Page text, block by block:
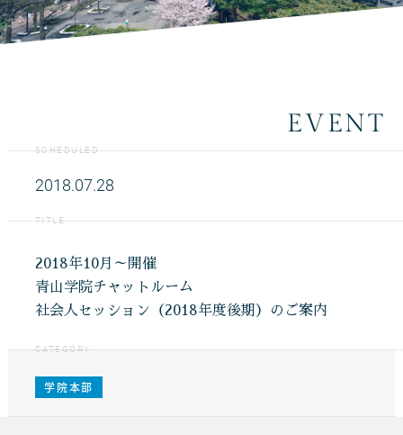
EVENT
SCHEDULED
2018.07.28
TITLE
2018年10月～開催
青山学院チャットルーム
社会人セッション（2018年度後期）のご案内
CATEGORY
学院本部